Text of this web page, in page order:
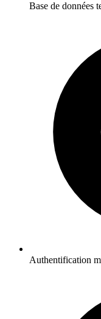
Base de données
Authentification